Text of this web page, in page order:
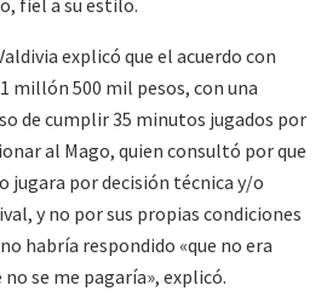
fiel a su estilo.
explicó que el acuerdo con
millón 500 mil pesos, con una
de cumplir 35 minutos jugados por
al Mago, quien consultó por que
jugara por decisión técnica y/o
y no por sus propias condiciones
habría respondido «que no era
se me pagaría», explicó.